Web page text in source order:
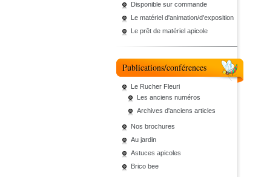
Disponible sur commande
Le matériel d'animation/d'exposition
Le prêt de matériel apicole
Publications/conférences
Le Rucher Fleuri
Les anciens numéros
Archives d'anciens articles
Nos brochures
Au jardin
Astuces apicoles
Brico bee